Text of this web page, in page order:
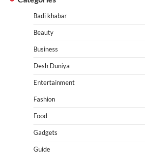
Badi khabar
Beauty
Business
Desh Duniya
Entertainment
Fashion
Food
Gadgets
Guide